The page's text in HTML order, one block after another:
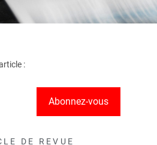
:
Abonnez-vous
DE REVUE